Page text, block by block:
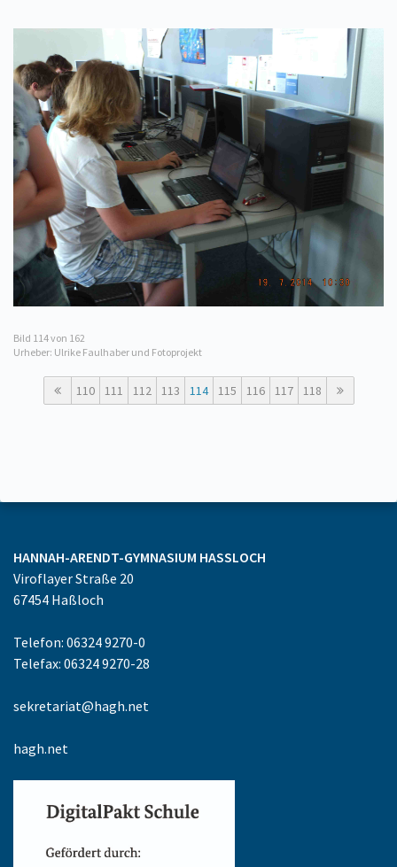
Bild 114von 162
Urheber: Ulrike Faulhaber und Fotoprojekt
110 111 112 113 114 115 116 117 118
HANNAH-ARENDT-GYMNASIUM HASSLOCH
Viroflayer Straße 20
67454 Haßloch
Telefon: 06324 9270-0
Telefax: 06324 9270-28
sekretariat@hagh.net
hagh.net